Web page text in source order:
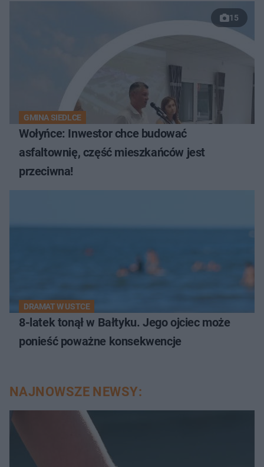
15
GMINA SIEDLCE
Wołyńce: Inwestor chce budować
asfaltownię, część mieszkańców jest
przeciwna!
DRAMAT W USTCE
8-latek tonął w Bałtyku. Jego ojciec może
ponieść poważne konsekwencje
NAJNOWSZE NEWSY: